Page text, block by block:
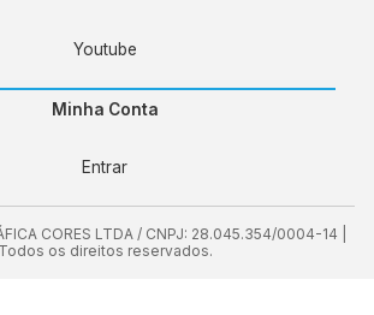
Youtube
Minha Conta
Entrar
CORES LTDA / CNPJ: 28.045.354/0004-14 |
Todos os direitos reservados.